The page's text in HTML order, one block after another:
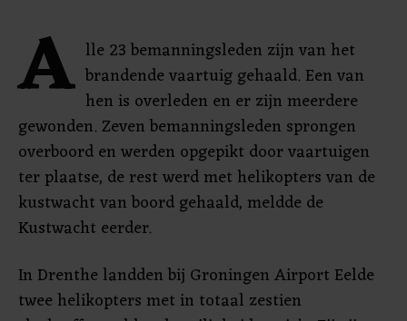
A lle 23 bemanningsleden zijn van het
brandende vaartuig gehaald. Een van
hen is overleden en er zijn meerdere
gewonden. Zeven bemanningsleden sprongen
overboord en werden opgepikt door vaartuigen
ter plaatse, de rest werd met helikopters van de
kustwacht van boord gehaald, meldde de
Kustwacht eerder.
In Drenthe landden bij Groningen Airport Eelde
twee helikopters met in totaal zestien